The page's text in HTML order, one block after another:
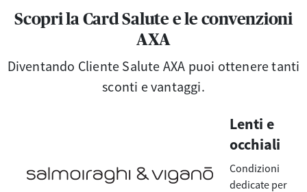
Scopri la Card Salute e le convenzioni
AXA
Diventando Cliente Salute AXA puoi ottenere tanti
sconti e vantaggi.
Lenti e
occhiali
Condizioni
dedicate per